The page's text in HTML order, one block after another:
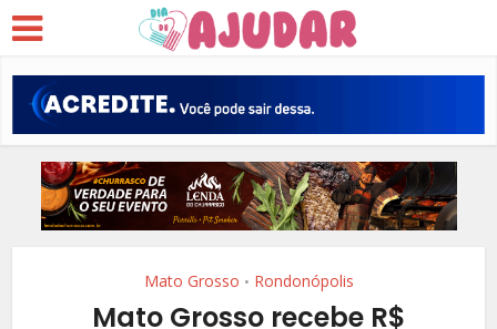
Mato Grosso • Rondonópolis
Mato Grosso recebe R$